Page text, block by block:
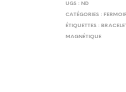
UGS : ND
CATÉGORIES :
ÉTIQUETTES :
MAGNÉTIQUE